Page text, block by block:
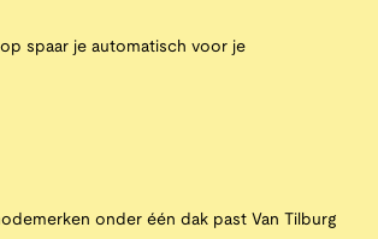
spaar je automatisch voor je
onder één dak past Van Tilburg